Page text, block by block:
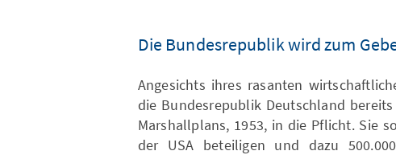
Die Bundesrepublik wird zum
Angesichts ihres rasanten
die Bundesrepublik Deutschland
Marshallplans, 1953, in die Pflicht. Sie
der USA beteiligen und dazu